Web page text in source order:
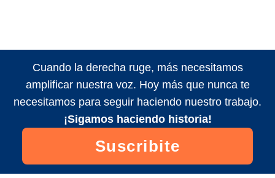
Cuando la derecha ruge, más necesitamos
amplificar nuestra voz. Hoy más que nunca te
necesitamos para seguir haciendo nuestro trabajo.
¡Sigamos haciendo historia!
Suscribite